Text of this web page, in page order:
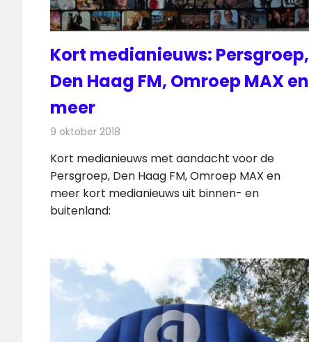
Kort medianieuws: Persgroep,
Den Haag FM, Omroep MAX en
meer
9 oktober 2018
Kort medianieuws met aandacht voor de
Persgroep, Den Haag FM, Omroep MAX en
meer kort medianieuws uit binnen- en
buitenland: